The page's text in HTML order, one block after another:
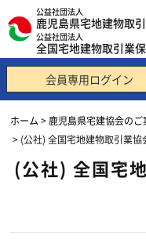
公益社団法人
鹿児島県宅地建物取
公益社団法人
全国宅地建物取引業
会員専用ログイン
ホーム > 鹿児島県宅建協会のご
> (公社) 全国宅地建物取引業協
(公社) 全国宅